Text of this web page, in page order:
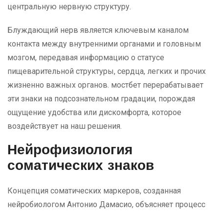
центральную нервную структуру.
Блуждающий нерв является ключевым каналом
контакта между внутренними органами и головным
мозгом, передавая информацию о статусе
пищеварительной структуры, сердца, легких и прочих
жизненно важных органов. мостбет перерабатывает
эти знаки на подсознательном градации, порождая
ощущение удобства или дискомфорта, которое
воздействует на наш решения.
Нейрофизиология
соматических знаков
Концепция соматических маркеров, созданная
нейробиологом Антонио Дамасио, объясняет процесс